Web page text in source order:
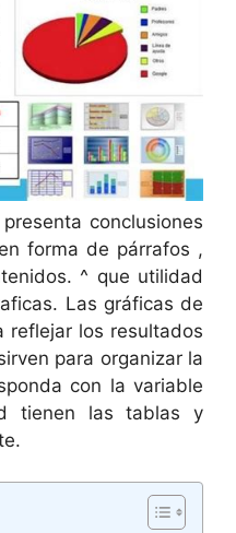
conclusiones
forma de párrafos ,
^ que utilidad
Las gráficas de
reflejar los resultados
para organizar la
con la variable
tienen las tablas y